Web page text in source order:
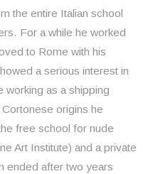
the entire Italian school
For a while he worked
to Rome with his
a serious interest in
working as a shipping
origins he
free school for nude
Art Institute) and a private
ended after two years